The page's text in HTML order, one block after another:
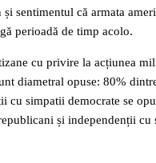
și sentimentul că armata
perioadă de timp acolo.
cu privire la acțiunea
diametral opuse: 80%
cu simpatii democrate se
și independenții cu